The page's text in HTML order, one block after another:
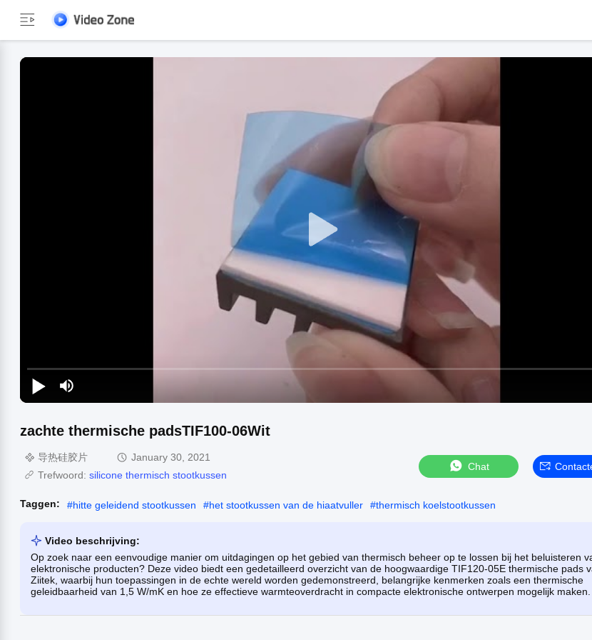
zachte thermische padsTIF100-06Wit
导热硅胶片
January 30, 2021
Trefwoord: silicone thermisch stootkussen
Chat
Taggen: #hitte geleidend stootkussen #het stootkussen van de hiaatvuller #thermisch koelstootkussen
Video beschrijving:
Op zoek naar een eenvoudige manier om uitdagingen op het gebied van thermisch beheer op te lossen bij het beluisteren
elektronische producten? Deze video biedt een gedetailleerd overzicht van de hoogwaardige TIF120-05E thermische pads
Ziitek, waarbij hun toepassingen in de echte wereld worden gedemonstreerd, belangrijke kenmerken zoals een thermische
geleidbaarheid van 1,5 W/mK en hoe ze effectieve warmteoverdracht in compacte elektronische ontwerpen mogelijk maken.